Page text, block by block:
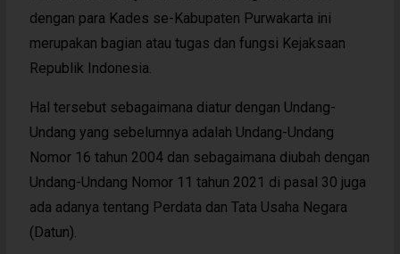
dengan para Kades se-Kabupaten Purwakarta ini
merupakan bagian atau tugas dan fungsi Kejaksaan
Republik Indonesia.
Hal tersebut sebagaimana diatur dengan Undang-
Undang yang sebelumnya adalah Undang-Undang
Nomor 16 tahun 2004 dan sebagaimana diubah dengan
Undang-Undang Nomor 11 tahun 2021 di pasal 30 juga
ada adanya tentang Perdata dan Tata Usaha Negara
(Datun).